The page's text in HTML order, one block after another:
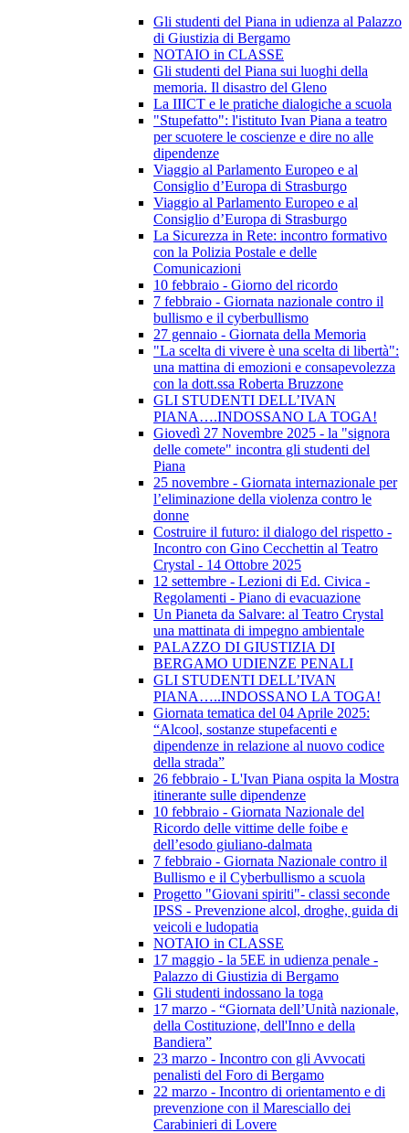
Gli studenti del Piana in udienza al Palazzo
di Giustizia di Bergamo
NOTAIO in CLASSE
Gli studenti del Piana sui luoghi della
memoria. Il disastro del Gleno
La IIICT e le pratiche dialogiche a scuola
"Stupefatto": l'istituto Ivan Piana a teatro
per scuotere le coscienze e dire no alle
dipendenze
Viaggio al Parlamento Europeo e al
Consiglio d’Europa di Strasburgo
Viaggio al Parlamento Europeo e al
Consiglio d’Europa di Strasburgo
La Sicurezza in Rete: incontro formativo
con la Polizia Postale e delle
Comunicazioni
10 febbraio - Giorno del ricordo
7 febbraio - Giornata nazionale contro il
bullismo e il cyberbullismo
27 gennaio - Giornata della Memoria
"La scelta di vivere è una scelta di libertà":
una mattina di emozioni e consapevolezza
con la dott.ssa Roberta Bruzzone
GLI STUDENTI DELL’IVAN
PIANA….INDOSSANO LA TOGA!
Giovedì 27 Novembre 2025 - la "signora
delle comete" incontra gli studenti del
Piana
25 novembre - Giornata internazionale per
l’eliminazione della violenza contro le
donne
Costruire il futuro: il dialogo del rispetto -
Incontro con Gino Cecchettin al Teatro
Crystal - 14 Ottobre 2025
12 settembre - Lezioni di Ed. Civica -
Regolamenti - Piano di evacuazione
Un Pianeta da Salvare: al Teatro Crystal
una mattinata di impegno ambientale
PALAZZO DI GIUSTIZIA DI
BERGAMO UDIENZE PENALI
GLI STUDENTI DELL’IVAN
PIANA…..INDOSSANO LA TOGA!
Giornata tematica del 04 Aprile 2025:
“Alcool, sostanze stupefacenti e
dipendenze in relazione al nuovo codice
della strada”
26 febbraio - L'Ivan Piana ospita la Mostra
itinerante sulle dipendenze
10 febbraio - Giornata Nazionale del
Ricordo delle vittime delle foibe e
dell’esodo giuliano-dalmata
7 febbraio - Giornata Nazionale contro il
Bullismo e il Cyberbullismo a scuola
Progetto "Giovani spiriti"- classi seconde
IPSS - Prevenzione alcol, droghe, guida di
veicoli e ludopatia
NOTAIO in CLASSE
17 maggio - la 5EE in udienza penale -
Palazzo di Giustizia di Bergamo
Gli studenti indossano la toga
17 marzo - “Giornata dell’Unità nazionale,
della Costituzione, dell'Inno e della
Bandiera”
23 marzo - Incontro con gli Avvocati
penalisti del Foro di Bergamo
22 marzo - Incontro di orientamento e di
prevenzione con il Maresciallo dei
Carabinieri di Lovere